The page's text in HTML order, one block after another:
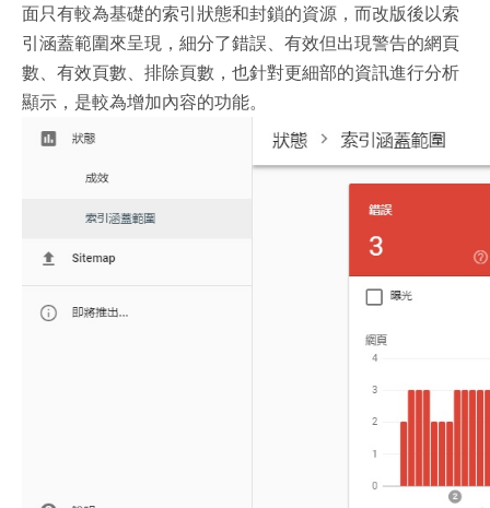
面只有較為基礎的索引狀態和封鎖的資源，而改版後以索
引涵蓋範圍來呈現，細分了錯誤、有效但出現警告的網頁
數、有效頁數、排除頁數，也針對更細部的資訊進行分析
顯示，是較為增加內容的功能。